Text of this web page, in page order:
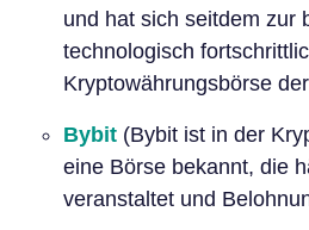
und hat sich seitdem zur
technologisch
Kryptowährungsbörse
Bybit(Bybit ist in der
eine Börse bekannt, die
veranstaltet und